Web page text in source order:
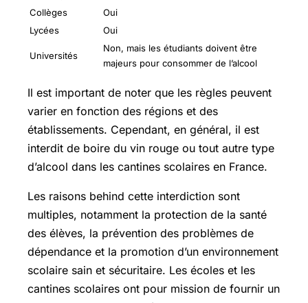
Collèges
Oui
Lycées
Oui
Universités
Non, mais les étudiants doivent être
majeurs pour consommer de l’alcool
Il est important de noter que les règles peuvent
varier en fonction des régions et des
établissements. Cependant, en général, il est
interdit de boire du vin rouge ou tout autre type
d’alcool dans les cantines scolaires en France.
Les raisons behind cette interdiction sont
multiples, notamment la protection de la santé
des élèves, la prévention des problèmes de
dépendance et la promotion d’un environnement
scolaire sain et sécuritaire. Les écoles et les
cantines scolaires ont pour mission de fournir un